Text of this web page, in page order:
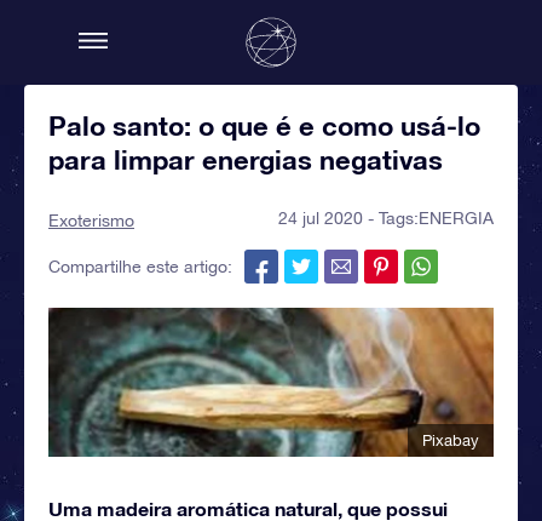
Palo santo: o que é e como usá-lo
para limpar energias negativas
Exoterismo 24 jul 2020 - Tags:ENERGIA
Compartilhe este artigo:
Pixabay
Uma madeira aromática natural, que possui